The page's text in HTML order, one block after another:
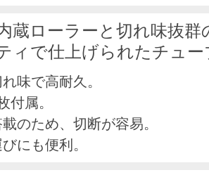
蔵ローラーと切れ味抜群
ィで仕上げられたチュ
味で高耐久。
付属。
のため、切断が容易。
にも便利。